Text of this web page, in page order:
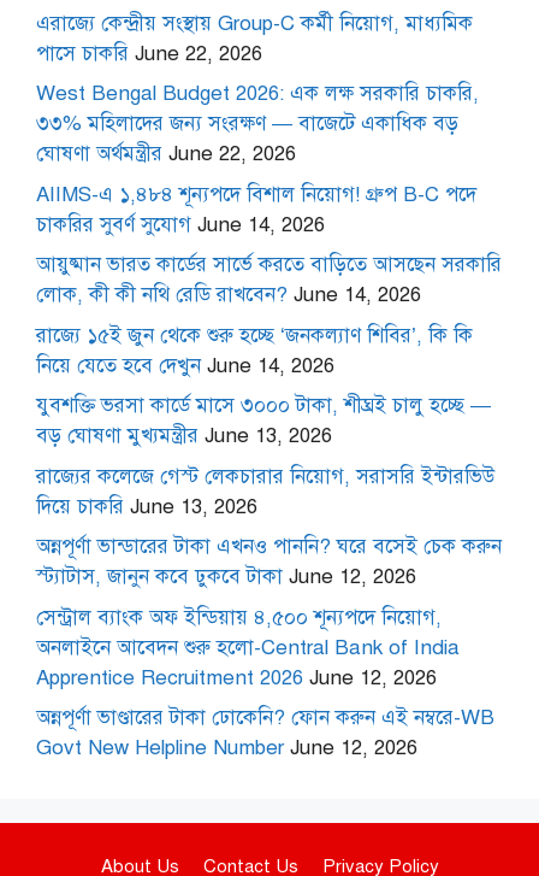
এরাজ্যে কেন্দ্রীয় সংস্থায় Group-C কর্মী নিয়োগ, মাধ্যমিক
পাসে চাকরি June 22, 2026
West Bengal Budget 2026: এক লক্ষ সরকারি চাকরি,
৩৩% মহিলাদের জন্য সংরক্ষণ — বাজেটে একাধিক বড়
ঘোষণা অর্থমন্ত্রীর June 22, 2026
AIIMS-এ ১,৪৮৪ শূন্যপদে বিশাল নিয়োগ! গ্রুপ B-C পদে
চাকরির সুবর্ণ সুযোগ June 14, 2026
আয়ুষ্মান ভারত কার্ডের সার্ভে করতে বাড়িতে আসছেন সরকারি
লোক, কী কী নথি রেডি রাখবেন? June 14, 2026
রাজ্যে ১৫ই জুন থেকে শুরু হচ্ছে ‘জনকল্যাণ শিবির’, কি কি
নিয়ে যেতে হবে দেখুন June 14, 2026
যুবশক্তি ভরসা কার্ডে মাসে ৩০০০ টাকা, শীঘ্রই চালু হচ্ছে —
বড় ঘোষণা মুখ্যমন্ত্রীর June 13, 2026
রাজ্যের কলেজে গেস্ট লেকচারার নিয়োগ, সরাসরি ইন্টারভিউ
দিয়ে চাকরি June 13, 2026
অন্নপূর্ণা ভান্ডারের টাকা এখনও পাননি? ঘরে বসেই চেক করুন
স্ট্যাটাস, জানুন কবে ঢুকবে টাকা June 12, 2026
সেন্ট্রাল ব্যাংক অফ ইন্ডিয়ায় ৪,৫০০ শূন্যপদে নিয়োগ,
অনলাইনে আবেদন শুরু হলো-Central Bank of India
Apprentice Recruitment 2026 June 12, 2026
অন্নপূর্ণা ভাণ্ডারের টাকা ঢোকেনি? ফোন করুন এই নম্বরে-WB
Govt New Helpline Number June 12, 2026
About Us Contact Us Privacy Policy